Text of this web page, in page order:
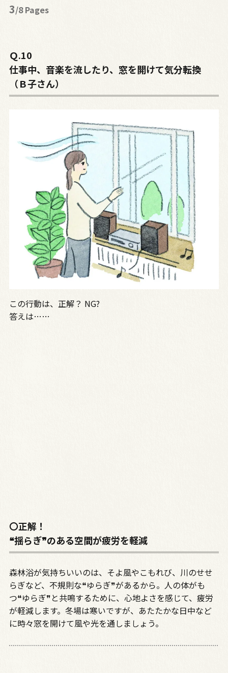
3/8 Pages
Ｑ.10
仕事中、音楽を流したり、窓を開けて気分転換
（Ｂ子さん）
この行動は、正解？ NG?
答えは……
〇正解！
❝揺らぎ❞のある空間が疲労を軽減
森林浴が気持ちいいのは、そよ風やこもれび、川のせせ
らぎなど、不規則な❝ゆらぎ❞があるから。人の体がも
つ❝ゆらぎ❞と共鳴するために、心地よさを感じて、疲労
が軽減します。冬場は寒いですが、あたたかな日中など
に時々窓を開けて風や光を通しましょう。